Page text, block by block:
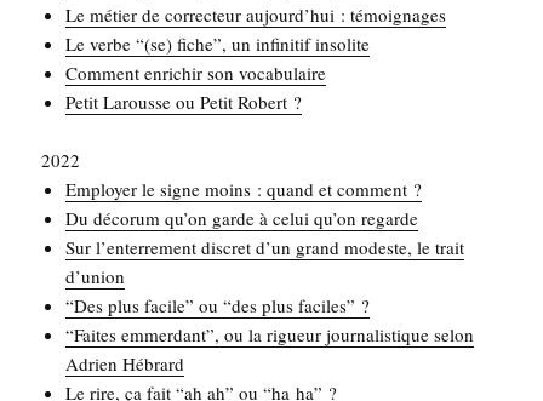
Le métier de cor­rec­teur aujourd’hui : témoignages
Le verbe “(se) fiche”, un infi­ni­tif insolite
Com­ment enri­chir son vocabulaire
Petit Larousse ou Petit Robert ?
2022
Employer le signe moins : quand et comment ?
Du déco­rum qu’on garde à celui qu’on regarde
Sur l’enterrement dis­cret d’un grand modeste, le trait
d’union
“Des plus facile” ou “des plus faciles” ?
“Faites emmer­dant”, ou la rigueur jour­na­lis­tique selon
Adrien Hébrard
Le rire, ça fait “ah ah” ou “ha ha” ?